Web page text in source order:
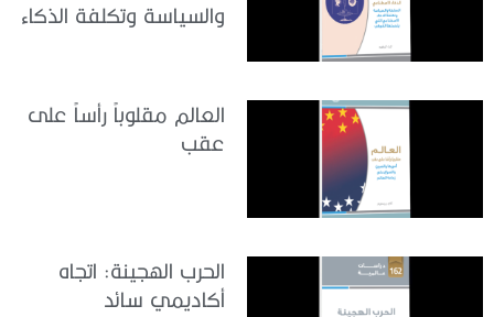
والسياسة وتكلفة الذكاء
العالم مقلوباً رأساً على
عقب
الحرب الهجينة: اتجاه
أكاديمي سائد